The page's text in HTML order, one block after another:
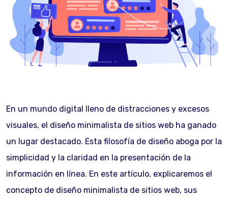
En un mundo digital lleno de distracciones y excesos
visuales, el diseño minimalista de sitios web ha ganado
un lugar destacado. Esta filosofía de diseño aboga por la
simplicidad y la claridad en la presentación de la
información en línea. En este artículo, explicaremos el
concepto de diseño minimalista de sitios web, sus